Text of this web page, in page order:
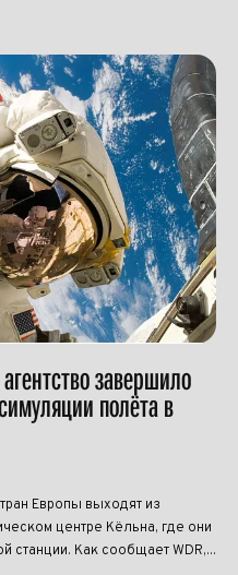
завершило
полёта в
Европы выходят из
центре Кёльна, где они
станции. Как сообщает WDR,...